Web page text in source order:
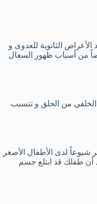
الأعراض الثانوية للعدوى و
من أسباب ظهور السعال
الخلفي من الحلق و تتسبب
شيوعاً لدى الأطفال الأصغر
أن طفلك قد ابتلع جسم